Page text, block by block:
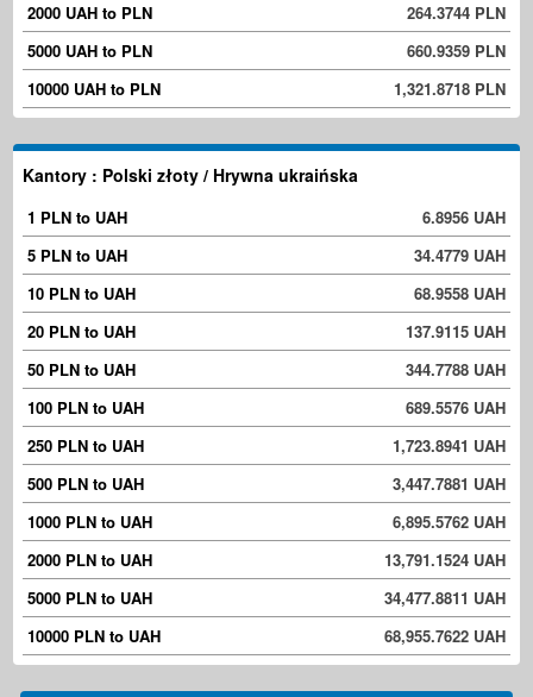
2000 UAH to PLN
264.3744 PLN
5000 UAH to PLN
660.9359 PLN
10000 UAH to PLN
1,321.8718 PLN
Kantory : Polski złoty / Hrywna ukraińska
1 PLN to UAH
6.8956 UAH
5 PLN to UAH
34.4779 UAH
10 PLN to UAH
68.9558 UAH
20 PLN to UAH
137.9115 UAH
50 PLN to UAH
344.7788 UAH
100 PLN to UAH
689.5576 UAH
250 PLN to UAH
1,723.8941 UAH
500 PLN to UAH
3,447.7881 UAH
1000 PLN to UAH
6,895.5762 UAH
2000 PLN to UAH
13,791.1524 UAH
5000 PLN to UAH
34,477.8811 UAH
10000 PLN to UAH
68,955.7622 UAH